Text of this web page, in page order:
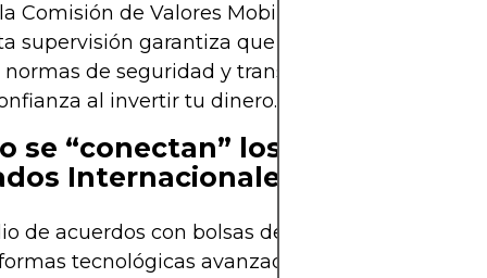
Comisión de Valores Mobiliarios (CVM) en
supervisión garantiza que el broker cumpla
normas de seguridad y transparencia, lo que te
al invertir tu dinero.
se “conectan” los Brokers a los
Internacionales?
de acuerdos con bolsas de valores extranjeras
tecnológicas avanzadas, los Brokers de